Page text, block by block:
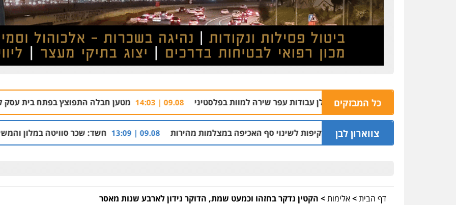
כל המבזקים
כתב אישום נגד קבלן עבודות עפר שירה למוות בפלסטיני 09.08 | 14:03 מטען חבלה התפוצץ בפתח בית עסק לחומרי בניין
צווארון לבן
עומדת בחובת השקיפות לשינוי סף האכיפה במצלמות מהירות 09.08 | 13:09 חשד: שכר סוויטה במלון והמשיך להפעיל
דף הבית>אלימות> הקטין נדקר בחזהו וכמעט שמת, הדוקר נידון לארבע שנות מאסר